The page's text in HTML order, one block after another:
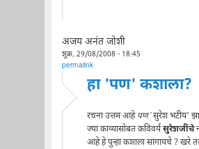
अजय अनंत जोशी
शुक्र, 29/08/2008 - 18:45
permalink
हा 'पण' कशाला?
रचना उत्तम आहे पण`सुरेश भटीय'
ज्या काव्यासोबत कविवर्यसुरेशजींचे
आहे हे पुन्हा कशाला सांगायचे ? खरे